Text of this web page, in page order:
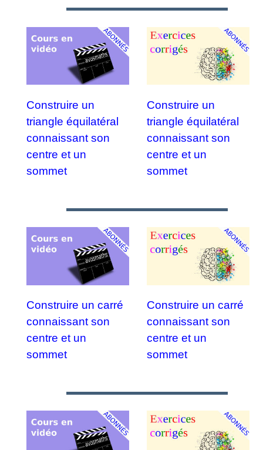
Construire un
triangle équilatéral
connaissant son
centre et un
sommet
Construire un
triangle équilatéral
connaissant son
centre et un
sommet
Construire un carré
connaissant son
centre et un
sommet
Construire un carré
connaissant son
centre et un
sommet